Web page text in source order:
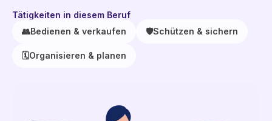
Tätigkeiten in diesem Beruf
👥Bedienen & verkaufen 🛡️Schützen & sichern
🗓️Organisieren & planen